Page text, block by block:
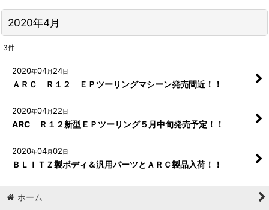
2020年4月
3件
2020年04月 24日
ＡＲＣ Ｒ１２ ＥＰツーリングマシーン発売間近！！
2020年04月 22日
ARC Ｒ１２新型ＥＰツーリング５月中旬発売予定！！
2020年04月02日
ＢＬＩＴＺ製ボディ＆汎用パーツとＡＲＣ製品入荷！！
ホーム